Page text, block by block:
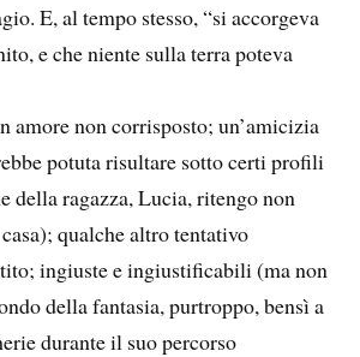
E, al tempo stesso, “si accorgeva
e che niente sulla terra poteva
amore non corrisposto; un’amicizia
potuta risultare sotto certi profili
della ragazza, Lucia, ritengo non
qualche altro tentativo
ingiuste e ingiustificabili (ma non
della fantasia, purtroppo, bensì a
durante il suo percorso